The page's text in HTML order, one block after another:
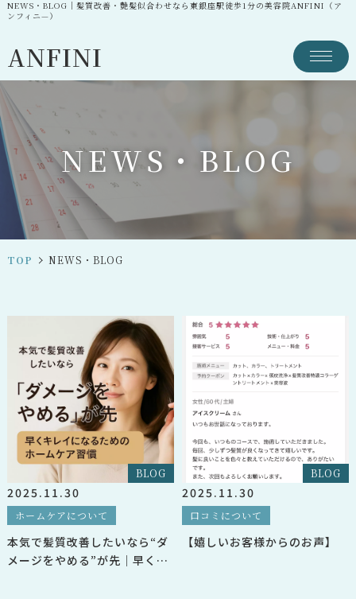
NEWS・BLOG｜髪質改善・艶髪似合わせなら東銀座駅徒歩1分の美容院ANFINI（ア
ンフィニ—）
ANFINI
NEWS ・ BLOG
TOP NEWS・BLOG
BLOG
2025.11.30
ホームケアについて
本気で髪質改善したいなら“ダ
メージをやめる”が先｜早くキ
BLOG
2025.11.30
口コミについて
【嬉しいお客様からのお声】